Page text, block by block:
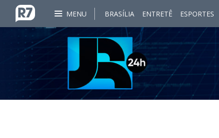
MENU BRASÍLIA ENTRETÊ ESPORTES